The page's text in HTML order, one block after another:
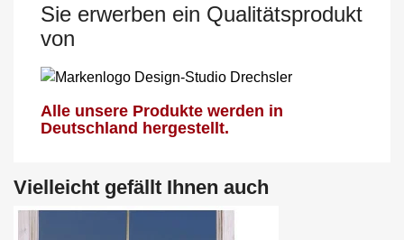
Sie erwerben ein Qualitätsprodukt
von
Alle unsere Produkte werden in
Deutschland hergestellt.
Vielleicht gefällt Ihnen auch